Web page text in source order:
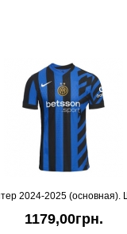
2024-2025 (основная).
1179,00грн.